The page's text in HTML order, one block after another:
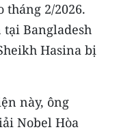
tháng 2/2026.
Bangladesh
Hasina bị
này, ông
Nobel Hòa